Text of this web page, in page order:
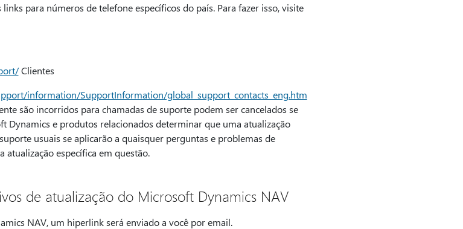
para números de telefone específicos do país. Para fazer isso, visite
Clientes
information/SupportInformation/global_support_contacts_eng.htm
são incorridos para chamadas de suporte podem ser cancelados se
Dynamics e produtos relacionados determinar que uma atualização
usuais se aplicarão a quaisquer perguntas e problemas de
específica em questão.
de atualização do Microsoft Dynamics NAV
NAV, um hiperlink será enviado a você por email.